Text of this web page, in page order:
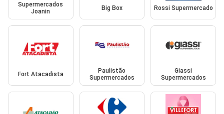
Supermercados
Joanin
Big Box Rossi Supermercado
Fort Atacadista
Paulistão
Supermercados
Giassi
Supermercados